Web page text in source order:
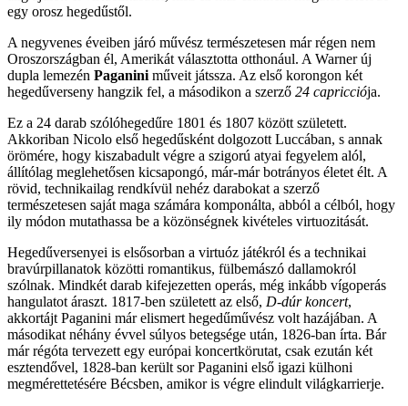
egy orosz hegedűstől.
A negyvenes éveiben járó művész természetesen már régen nem
Oroszországban él, Amerikát választotta otthonául. A Warner új
dupla lemezén Paganiniműveit játssza. Az első korongon két
hegedűverseny hangzik fel, a másodikon a szerző 24 capricciója.
Ez a 24 darab szólóhegedűre 1801 és 1807 között született.
Akkoriban Nicolo első hegedűsként dolgozott Luccában, s annak
örömére, hogy kiszabadult végre a szigorú atyai fegyelem alól,
állítólag meglehetősen kicsapongó, már-már botrányos életet élt. A
rövid, technikailag rendkívül nehéz darabokat a szerző
természetesen saját maga számára komponálta, abból a célból, hogy
ily módon mutathassa be a közönségnek kivételes virtuozitását.
Hegedűversenyei is elsősorban a virtuóz játékról és a technikai
bravúrpillanatok közötti romantikus, fülbemászó dallamokról
szólnak. Mindkét darab kifejezetten operás, még inkább vígoperás
hangulatot áraszt. 1817-ben született az első, D-dúr koncert,
akkortájt Paganini már elismert hegedűművész volt hazájában. A
másodikat néhány évvel súlyos betegsége után, 1826-ban írta. Bár
már régóta tervezett egy európai koncertkörutat, csak ezután két
esztendővel, 1828-ban került sor Paganini első igazi külhoni
megmérettetésére Bécsben, amikor is végre elindult világkarrierje.